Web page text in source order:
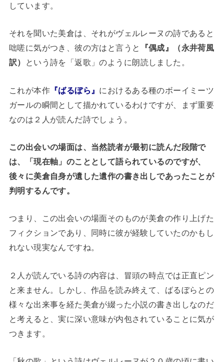
しています。
それを聞いた美倉は、それがヴェルレーヌの詩であると
咄嗟に気がつき、彼の方はと言うと
『偶成』（永井荷風
訳）
という詩を「返歌」のように朗読しました。
これが本作『ばるぼら』 におけるある種のボーイミーツ
ガールの瞬間として描かれているわけですが、まず重要
なのは２人が読んだ詩でしょう。
この出会いの場面は、当然読者が最初に読んだ段階で
は、「現在軸」のこととして語られているのですが、
後々に美倉自身が遺した遺作の書き出しであったことが
判明するんです。
つまり、この出会いの場面そのものが美倉の作り上げた
フィクションであり、同時に彼が経験していたのかもし
れない現実なんですね。
２人が読んでいる詩の内容は、冒頭の時点では正直ピン
と来ません。しかし、作品を読み終えて、ばるぼらとの
様々な出来事を経た美倉が綴った小説の書き出しなのだ
と考えると、実に深い意味が内包されていることに気が
つきます。